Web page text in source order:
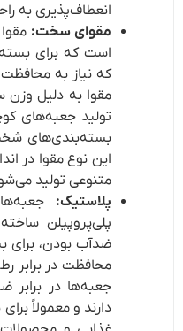
انعطاف‌پذیری به
مقوای سخت:
است که برای
که نیاز به محافظت
مقوا به دلیل وزن
تولید جعبه‌های
بسته‌بندی‌های
این نوع مقوا در
متنوعی تولید
پلاستیک:
پلی‌پروپیلن
ضدآب بودن، برای
محافظت در برابر
جعبه‌ها در برابر
دارند و معمولاً